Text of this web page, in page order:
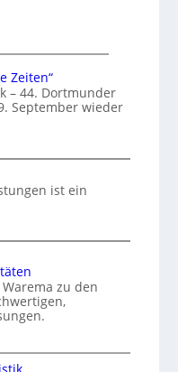
Zeiten“
– 44. Dortmunder
September wieder
ist ein
zu den